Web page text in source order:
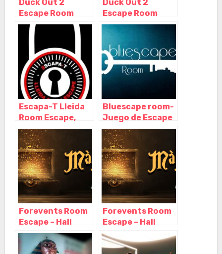
Duck Out 2
Escape Room
Lleida – 7th Gate,
Lleida – Cataluña
Duck Out 2
Escape Room
Lleida – 7th Gate,
Lleida – Cataluña
Escapa-T Lleida
Room Escape,
Lleida – Lérida
Bluescape room-
Juego de Escape
en Lleida, Lleida –
Lérida
Forevents Room
Escape – Hall
Escape, Lleida –
Cataluña
Forevents Room
Escape – Hall
Escape, Lleida –
Cataluña